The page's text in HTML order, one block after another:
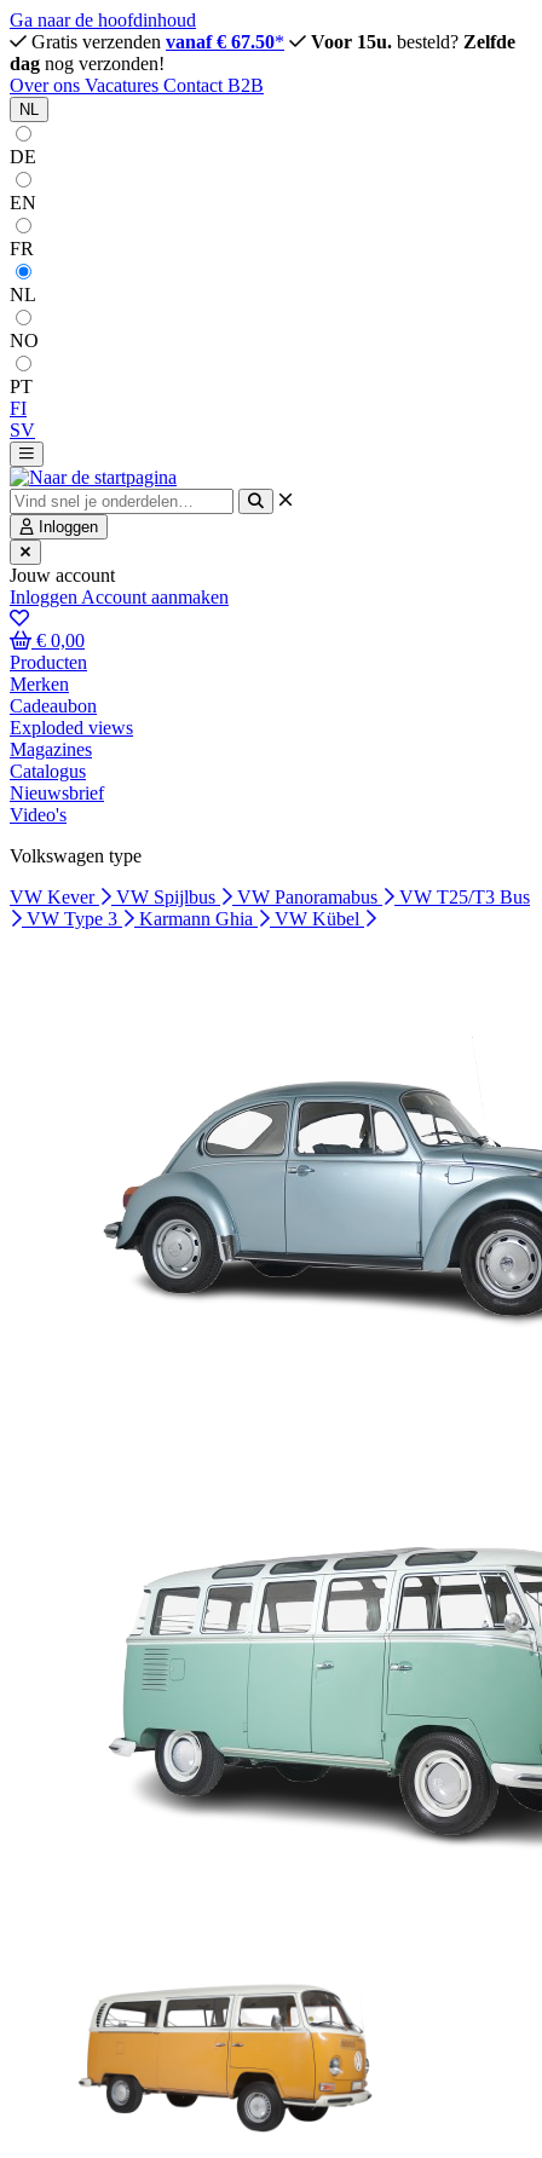
Ga naar de hoofdinhoud
Gratis verzenden vanaf € 67.50* Voor 15u. besteld? Zelfde
dag nog verzonden!
Over ons Vacatures Contact B2B
NL
DE
EN
FR
NL
NO
PT
FI
SV
Inloggen
Jouw account
Inloggen Account aanmaken
€ 0,00
Producten
Merken
Cadeaubon
Exploded views
Magazines
Catalogus
Nieuwsbrief
Video's
Volkswagen type
VW Kever
VW Spijlbus VW Panoramabus
VW T25/T3 Bus
VW Type 3
Karmann Ghia VW Kübel